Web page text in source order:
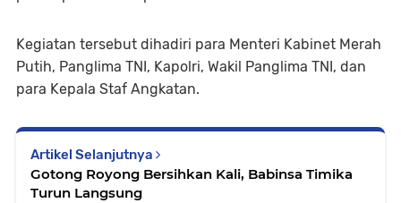
Kegiatan tersebut dihadiri para Menteri Kabinet Merah
Putih, Panglima TNI, Kapolri, Wakil Panglima TNI, dan
para Kepala Staf Angkatan.
Artikel Selanjutnya
Gotong Royong Bersihkan Kali, Babinsa Timika
Turun Langsung